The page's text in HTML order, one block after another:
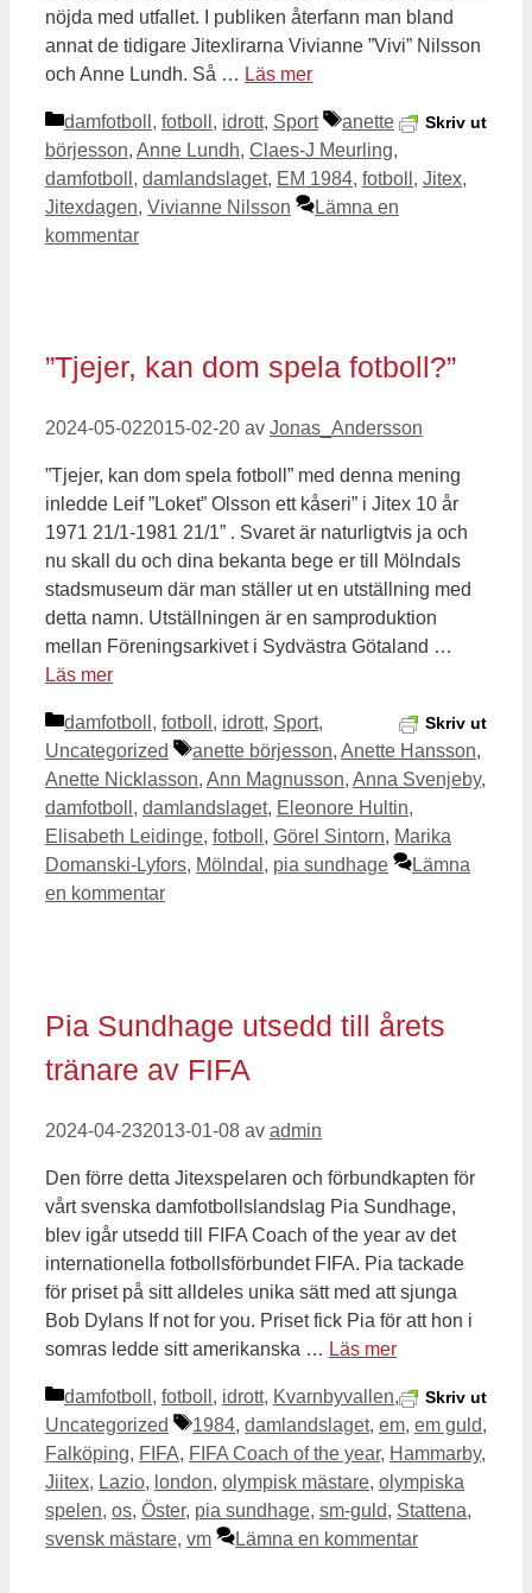
nöjda med utfallet. I publiken återfann man bland
annat de tidigare Jitexlirarna Vivianne ”Vivi” Nilsson
och Anne Lundh. Så … Läs mer
Skriv ut
Kategorier
damfotboll , fotboll , idrott, Sport Etiketter
anette
börjesson, Anne Lundh, Claes-J Meurling,
damfotboll , damlandslaget, EM 1984, fotboll , Jitex,
Jitexdagen, Vivianne Nilsson
Lämna en
kommentar
”Tjejer, kan dom spela fotboll?”
2024-05-022015-02-20 av Jonas_Andersson
”Tjejer, kan dom spela fotboll” med denna mening
inledde Leif ”Loket” Olsson ett kåseri” i Jitex 10 år
1971 21/1-1981 21/1” . Svaret är naturligtvis ja och
nu skall du och dina bekanta bege er till Mölndals
stadsmuseum där man ställer ut en utställning med
detta namn. Utställningen är en samproduktion
mellan Föreningsarkivet i Sydvästra Götaland …
Läs mer
Skriv ut
Kategorier
damfotboll , fotboll , idrott, Sport,
Uncategorized
Etiketter
anette börjesson, Anette Hansson,
Anette Nicklasson, Ann Magnusson, Anna Svenjeby,
damfotboll , damlandslaget, Eleonore Hultin,
Elisabeth Leidinge, fotboll , Görel Sintorn, Marika
Domanski-Lyfors, Mölndal , pia sundhage
Lämna
en kommentar
Pia Sundhage utsedd till årets
tränare av FIFA
2024-04-232013-01-08 av admin
Den förre detta Jitexspelaren och förbundkapten för
vårt svenska damfotbollslandslag Pia Sundhage,
blev igår utsedd till FIFA Coach of the year av det
internationella fotbollsförbundet FIFA. Pia tackade
för priset på sitt alldeles unika sätt med att sjunga
Bob Dylans If not for you. Priset fick Pia för att hon i
somras ledde sitt amerikanska … Läs mer
Skriv ut
Kategorier
damfotboll , fotboll , idrott, Kvarnbyvallen,
Uncategorized
Etiketter
1984, damlandslaget, em, em guld,
Falköping, FIFA, FIFA Coach of the year, Hammarby,
Jiitex, Lazio, london, olympisk mästare, olympiska
spelen, os, Öster, pia sundhage, sm-guld, Stattena,
svensk mästare, vm Lämna en kommentar